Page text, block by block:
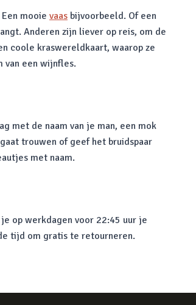
mooie vaas bijvoorbeeld. Of een
Anderen zijn liever op reis, om de
coole kraswereldkaart, waarop ze
van een wijnfles.
met de naam van je man, een mok
trouwen of geef het bruidspaar
met naam.
op werkdagen voor 22:45 uur je
tijd om gratis te retourneren.